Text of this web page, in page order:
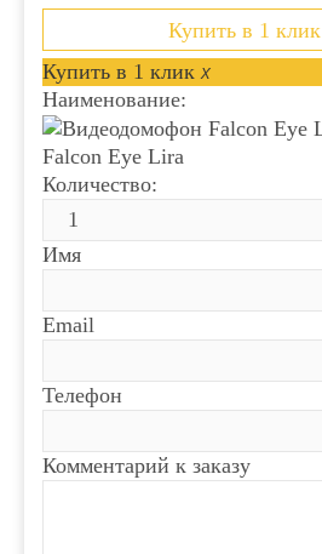
Купить в 1 клик
Купить в 1 клик x
Наименование:
Falcon Eye Lira
Количество:
Имя
Email
Телефон
Комментарий к заказу